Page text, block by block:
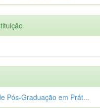
Pós-Graduação em Prát...